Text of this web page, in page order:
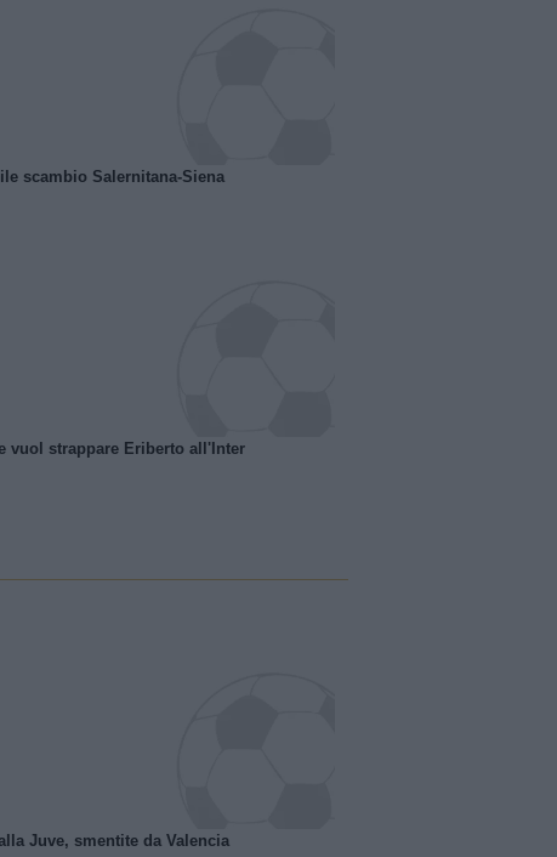
scambio Salernitana-Siena
vuol strappare Eriberto all'Inter
Juve, smentite da Valencia